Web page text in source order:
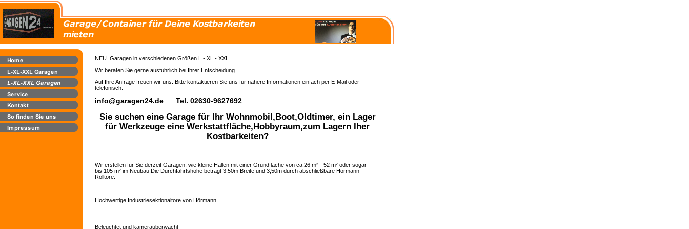
NEU Garagen in verschiedenen Größen L - XL - XXL
Wir beraten Sie gerne ausführlich bei Ihrer Entscheidung.
Auf Ihre Anfrage freuen wir uns. Bitte kontaktieren Sie uns für nähere Informationen einfach per E-Mail oder
telefonisch.
info@garagen24.de Tel. 02630-9627692
Sie suchen eine Garage für Ihr Wohnmobil,Boot,Oldtimer, ein Lager
für Werkzeuge eine Werkstattfläche,Hobbyraum,zum Lagern Iher
Kostbarkeiten?
Wir erstellen für Sie derzeit Garagen, wie kleine Hallen mit einer Grundfläche von ca.26 m² - 52 m² oder sogar
bis 105 m² im Neubau.Die Durchfahrtshöhe beträgt 3,50m Breite und 3,50m durch abschließbare Hörmann
Rolltore.
Hochwertige Industriesektionaltore von Hörmann
Beleuchtet und kameraüberwacht